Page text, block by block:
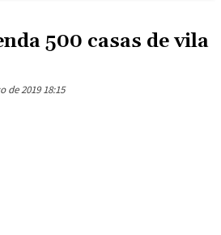
500 casas de vila
de 2019 18:15